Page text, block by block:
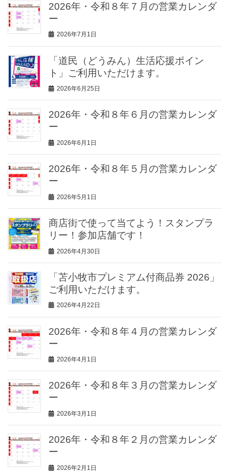
2026年・令和８年７月の営業カレンダ
ー
2026年7月1日
「道民（どうみん）生活応援ポイン
ト」ご利用いただけます。
2026年6月25日
2026年・令和８年６月の営業カレンダ
ー
2026年6月1日
2026年・令和８年５月の営業カレンダ
ー
2026年5月1日
商店街で使って当てよう！スタンプラ
リー！参加店舗です！
2026年4月30日
「苫小牧市プレミアム付商品券 2026」
ご利用いただけます。
2026年4月22日
2026年・令和８年４月の営業カレンダ
ー
2026年4月1日
2026年・令和８年３月の営業カレンダ
ー
2026年3月1日
2026年・令和８年２月の営業カレンダ
ー
2026年2月1日